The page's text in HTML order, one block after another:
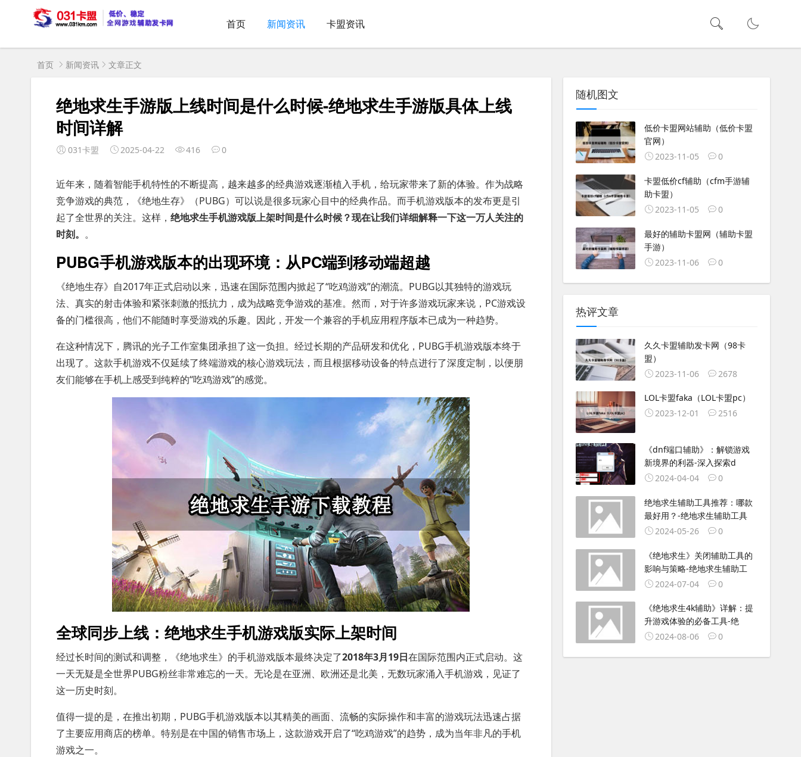
首页 新闻资讯 卡盟资讯
首页 新闻资讯 文章正文
绝地求生手游版上线时间是什么时候-绝地求生手游版具体上线
时间详解
031卡盟 2025-04-22 416 0
近年来，随着智能手机特性的不断提高，越来越多的经典游戏逐渐植入手机，给玩家带来了新的体验。作为战略
竞争游戏的典范，《绝地生存》（PUBG）可以说是很多玩家心目中的经典作品。而手机游戏版本的发布更是引
起了全世界的关注。这样， 绝地求生手机游戏版上架时间是什么时候？现在让我们详细解释一下这一万人关注的
时刻。 。
PUBG手机游戏版本的出现环境：从PC端到移动端超越
《绝地生存》自2017年正式启动以来，迅速在国际范围内掀起了“吃鸡游戏”的潮流。PUBG以其独特的游戏玩
法、真实的射击体验和紧张刺激的抵抗力，成为战略竞争游戏的基准。然而，对于许多游戏玩家来说，PC游戏设
备的门槛很高，他们不能随时享受游戏的乐趣。因此，开发一个兼容的手机应用程序版本已成为一种趋势。
在这种情况下，腾讯的光子工作室集团承担了这一负担。经过长期的产品研发和优化，PUBG手机游戏版本终于
出现了。这款手机游戏不仅延续了终端游戏的核心游戏玩法，而且根据移动设备的特点进行了深度定制，以便朋
友们能够在手机上感受到纯粹的“吃鸡游戏”的感觉。
全球同步上线：绝地求生手机游戏版实际上架时间
经过长时间的测试和调整，《绝地求生》的手机游戏版本最终决定了2018年3月19日在国际范围内正式启动。这
一天无疑是全世界PUBG粉丝非常难忘的一天。无论是在亚洲、欧洲还是北美，无数玩家涌入手机游戏，见证了
这一历史时刻。
值得一提的是，在推出初期，PUBG手机游戏版本以其精美的画面、流畅的实际操作和丰富的游戏玩法迅速占据
了主要应用商店的榜单。特别是在中国的销售市场上，这款游戏开启了“吃鸡游戏”的趋势，成为当年非凡的手机
游戏之一。
随机图文
低价卡盟网站辅助（低价卡盟
官网）
2023-11-05
0
卡盟低价cf辅助（cfm手游辅
助卡盟）
2023-11-05
0
最好的辅助卡盟网（辅助卡盟
手游）
2023-11-06
0
热评文章
久久卡盟辅助发卡网（98卡
盟）
2023-11-06
2678
LOL卡盟faka（LOL卡盟pc）
2023-12-01
2516
《dnf端口辅助》：解锁游戏
新境界的利器-深入探索d
2024-04-04
0
绝地求生辅助工具推荐：哪款
最好用？-绝地求生辅助工具
2024-05-26
0
《绝地求生》关闭辅助工具的
影响与策略-绝地求生辅助工
2024-07-04
0
《绝地求生4k辅助》详解：提
升游戏体验的必备工具-绝
2024-08-06
0